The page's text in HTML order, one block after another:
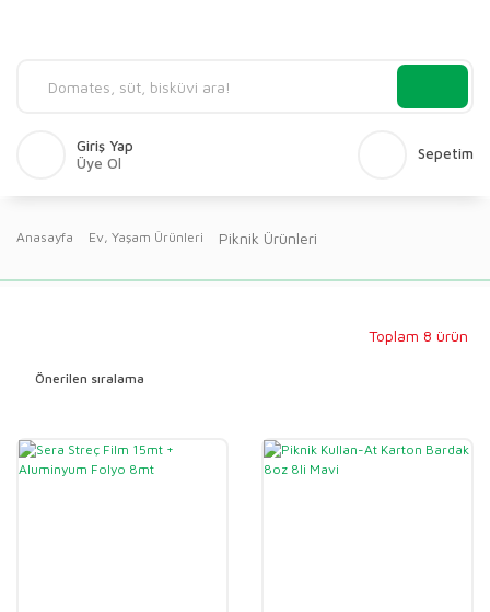
Giriş Yap
Üye Ol
Sepetim
Anasayfa Ev, Yaşam Ürünleri Piknik Ürünleri
Toplam 8 ürün